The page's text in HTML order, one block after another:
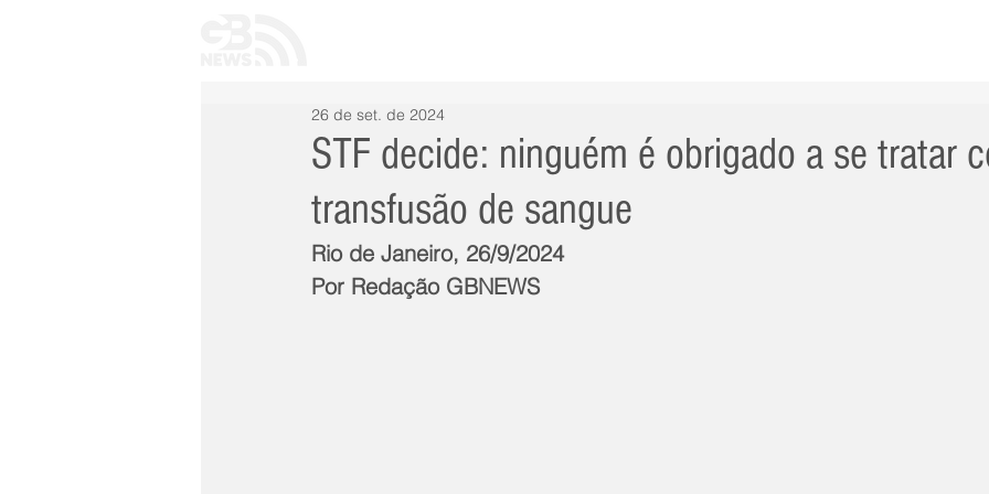
STF decide: ninguém é obrigado a se tratar
transfusão de sangue
26 de set. de 2024
Rio de Janeiro, 26/9/2024
Por Redação GBNEWS